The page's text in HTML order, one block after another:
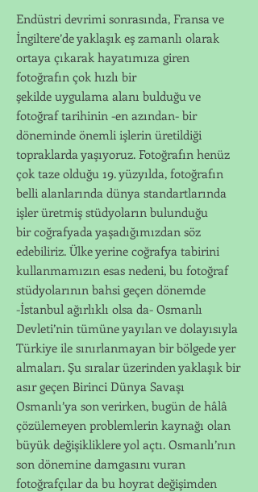
Endüstri devrimi sonrasında, Fransa ve
İngiltere’de yaklaşık eş zamanlı olarak
ortaya çıkarak hayatımıza giren
fotoğrafın çok hızlı bir
şekilde uygulama alanı bulduğu ve
fotoğraf tarihinin -en azından- bir
döneminde önemli işlerin üretildiği
topraklarda yaşıyoruz. Fotoğrafın henüz
çok taze olduğu 19. yüzyılda, fotoğrafın
belli alanlarında dünya standartlarında
işler üretmiş stüdyoların bulunduğu
bir coğrafyada yaşadığımızdan söz
edebiliriz. Ülke yerine coğrafya tabirini
kullanmamızın esas nedeni, bu fotoğraf
stüdyolarının bahsi geçen dönemde
-İstanbul ağırlıklı olsa da- Osmanlı
Devleti’nin tümüne yayılan ve dolayısıyla
Türkiye ile sınırlanmayan bir bölgede yer
almaları. Şu sıralar üzerinden yaklaşık bir
asır geçen Birinci Dünya Savaşı
Osmanlı’ya son verirken, bugün de hâlâ
çözülemeyen problemlerin kaynağı olan
büyük değişikliklere yol açtı. Osmanlı’nın
son dönemine damgasını vuran
fotoğrafçılar da bu hoyrat değişimden